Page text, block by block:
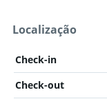
Localização
Check-in
Check-out